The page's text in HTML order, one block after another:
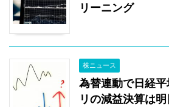
リーニング
株ニュース
為替連動で日経
リの減益決算は